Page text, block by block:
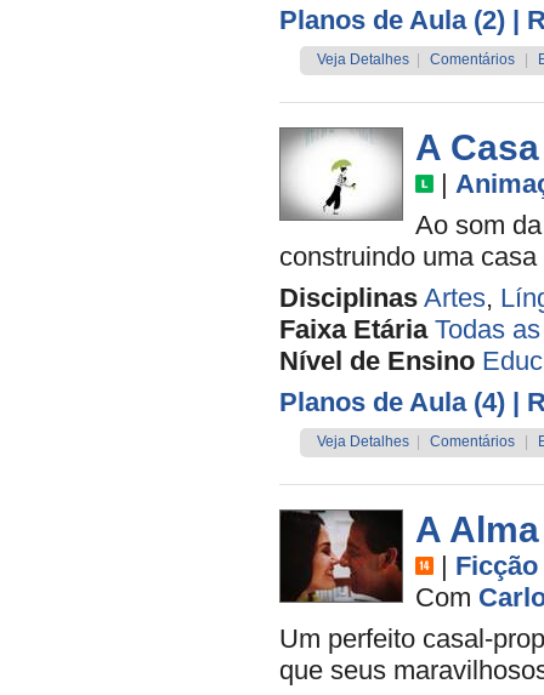
Planos de Aula (2) |
Veja Detalhes Comentários
A Casa
|
Ao som
construindo uma
Disciplinas Artes,
Faixa Etária Todas
Nível de Ensino
Planos de Aula (4) |
Veja Detalhes Comentários
A
| Ficção
Com
Um perfeito casal-
que seus